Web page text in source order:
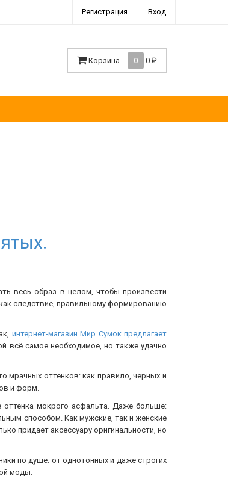
Регистрация Вход
Корзина 0 0 ₽
весь образ в целом, чтобы произвести
следствие, правильному формированию
интернет-магазин Мир Сумок предлагает
всё самое необходимое, но также удачно
мрачных оттенков: как правило, черных и
и форм.
оттенка мокрого асфальта. Даже больше:
способом. Как мужские, так и женские
придает аксессуару оригинальности, но
по душе: от однотонных и даже строгих
моды.